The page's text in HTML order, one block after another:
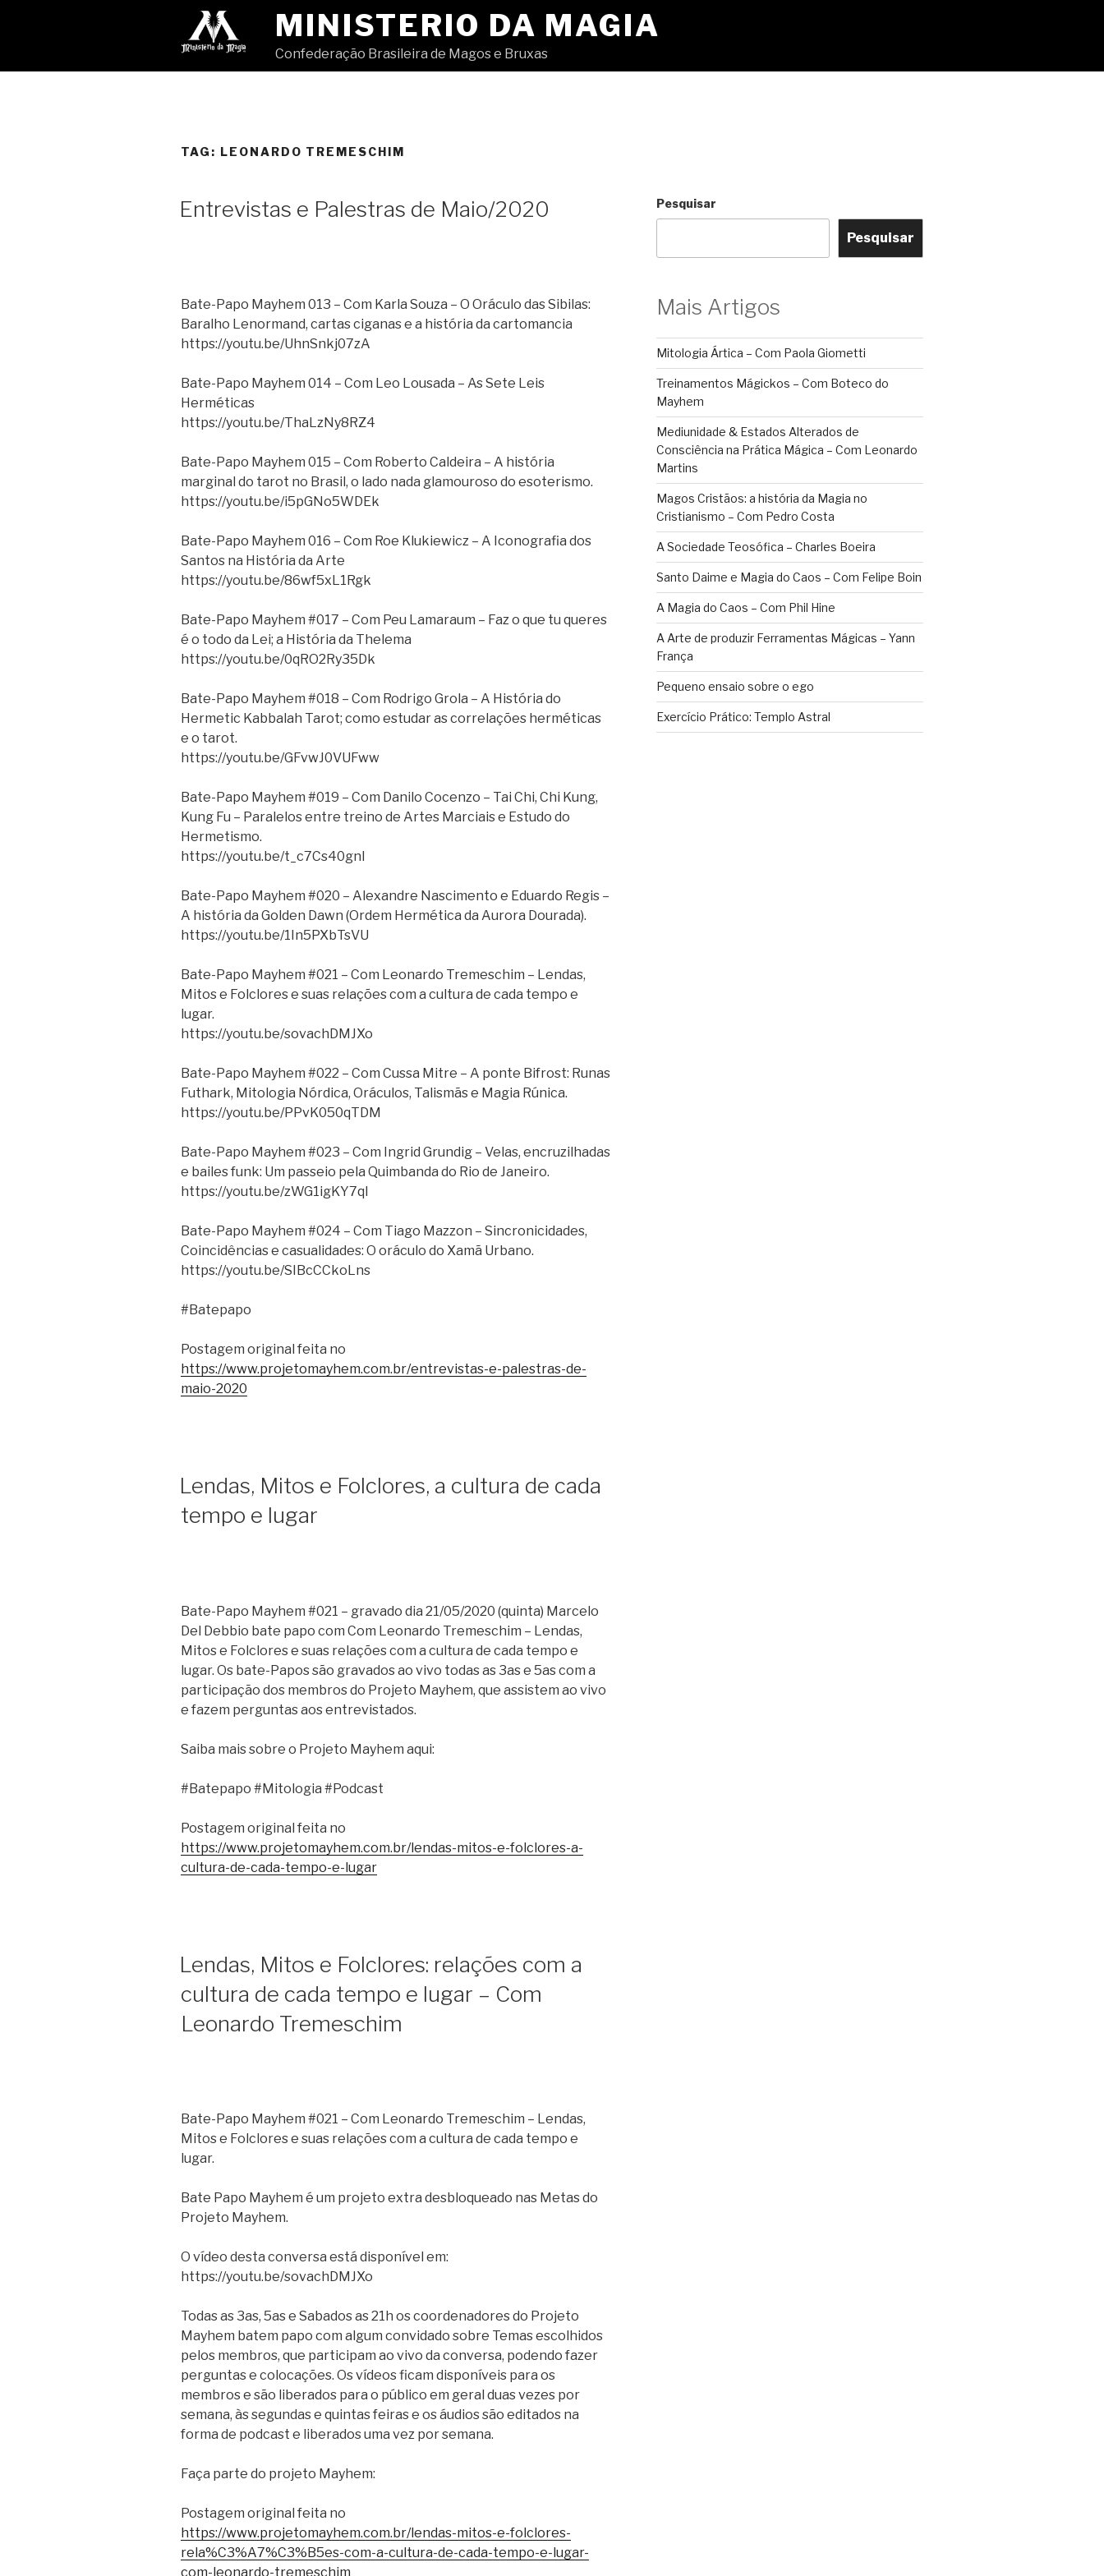
conteúdo
MINISTERIO DA MAGIA
Confederação Brasileira de Magos e Bruxas
TAG: LEONARDO TREMESCHIM
Entrevistas e Palestras de Maio/2020
Bate-Papo Mayhem 013 – Com Karla Souza – O Oráculo das Sibilas:
Baralho Lenormand, cartas ciganas e a história da cartomancia
https://youtu.be/UhnSnkj07zA
Bate-Papo Mayhem 014 – Com Leo Lousada – As Sete Leis
Herméticas
https://youtu.be/ThaLzNy8RZ4
Bate-Papo Mayhem 015 – Com Roberto Caldeira – A história
marginal do tarot no Brasil, o lado nada glamouroso do esoterismo.
https://youtu.be/i5pGNo5WDEk
Bate-Papo Mayhem 016 – Com Roe Klukiewicz – A Iconografia dos
Santos na História da Arte
https://youtu.be/86wf5xL1Rgk
Bate-Papo Mayhem #017 – Com Peu Lamaraum – Faz o que tu queres
é o todo da Lei; a História da Thelema
https://youtu.be/0qRO2Ry35Dk
Bate-Papo Mayhem #018 – Com Rodrigo Grola – A História do
Hermetic Kabbalah Tarot; como estudar as correlações herméticas
e o tarot.
https://youtu.be/GFvwJ0VUFww
Bate-Papo Mayhem #019 – Com Danilo Cocenzo – Tai Chi, Chi Kung,
Kung Fu – Paralelos entre treino de Artes Marciais e Estudo do
Hermetismo.
https://youtu.be/t_c7Cs40gnI
Bate-Papo Mayhem #020 – Alexandre Nascimento e Eduardo Regis –
A história da Golden Dawn (Ordem Hermética da Aurora Dourada).
https://youtu.be/1In5PXbTsVU
Bate-Papo Mayhem #021 – Com Leonardo Tremeschim – Lendas,
Mitos e Folclores e suas relações com a cultura de cada tempo e
lugar.
https://youtu.be/sovachDMJXo
Bate-Papo Mayhem #022 – Com Cussa Mitre – A ponte Bifrost: Runas
Futhark, Mitologia Nórdica, Oráculos, Talismãs e Magia Rúnica.
https://youtu.be/PPvK050qTDM
Bate-Papo Mayhem #023 – Com Ingrid Grundig – Velas, encruzilhadas
e bailes funk: Um passeio pela Quimbanda do Rio de Janeiro.
https://youtu.be/zWG1igKY7qI
Bate-Papo Mayhem #024 – Com Tiago Mazzon – Sincronicidades,
Coincidências e casualidades: O oráculo do Xamã Urbano.
https://youtu.be/SIBcCCkoLns
#Batepapo
Postagem original feita no
https://www.projetomayhem.com.br/entrevistas-e-palestras-de-
maio-2020
Lendas, Mitos e Folclores, a cultura de cada
tempo e lugar
Bate-Papo Mayhem #021 – gravado dia 21/05/2020 (quinta) Marcelo
Del Debbio bate papo com Com Leonardo Tremeschim – Lendas,
Mitos e Folclores e suas relações com a cultura de cada tempo e
lugar. Os bate-Papos são gravados ao vivo todas as 3as e 5as com a
participação dos membros do Projeto Mayhem, que assistem ao vivo
e fazem perguntas aos entrevistados.
Saiba mais sobre o Projeto Mayhem aqui:
#Batepapo #Mitologia #Podcast
Postagem original feita no
https://www.projetomayhem.com.br/lendas-mitos-e-folclores-a-
cultura-de-cada-tempo-e-lugar
Lendas, Mitos e Folclores: relações com a
cultura de cada tempo e lugar – Com
Leonardo Tremeschim
Bate-Papo Mayhem #021 – Com Leonardo Tremeschim – Lendas,
Mitos e Folclores e suas relações com a cultura de cada tempo e
lugar.
Bate Papo Mayhem é um projeto extra desbloqueado nas Metas do
Projeto Mayhem.
O vídeo desta conversa está disponível em:
https://youtu.be/sovachDMJXo
Todas as 3as, 5as e Sabados as 21h os coordenadores do Projeto
Mayhem batem papo com algum convidado sobre Temas escolhidos
pelos membros, que participam ao vivo da conversa, podendo fazer
perguntas e colocações. Os vídeos ficam disponíveis para os
membros e são liberados para o público em geral duas vezes por
semana, às segundas e quintas feiras e os áudios são editados na
forma de podcast e liberados uma vez por semana.
Faça parte do projeto Mayhem:
Postagem original feita no
https://www.projetomayhem.com.br/lendas-mitos-e-folclores-
rela%C3%A7%C3%B5es-com-a-cultura-de-cada-tempo-e-lugar-
com-leonardo-tremeschim
Pesquisar
Pesquisar
Mais Artigos
Mitologia Ártica – Com Paola Giometti
Treinamentos Mágickos – Com Boteco do
Mayhem
Mediunidade & Estados Alterados de
Consciência na Prática Mágica – Com Leonardo
Martins
Magos Cristãos: a história da Magia no
Cristianismo – Com Pedro Costa
A Sociedade Teosófica – Charles Boeira
Santo Daime e Magia do Caos – Com Felipe Boin
A Magia do Caos – Com Phil Hine
A Arte de produzir Ferramentas Mágicas – Yann
França
Pequeno ensaio sobre o ego
Exercício Prático: Templo Astral